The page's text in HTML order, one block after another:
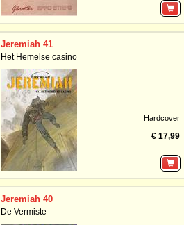
Jeremiah 41
Het Hemelse casino
Hardcover
€ 17,99
Jeremiah 40
De Vermiste